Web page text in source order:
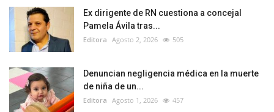
Ex dirigente de RN cuestiona a concejal
Pamela Ávila tras...
Editora Agosto 2, 2026 505
Denuncian negligencia médica en la muerte
de niña de un...
Editora Agosto 1, 2026 457